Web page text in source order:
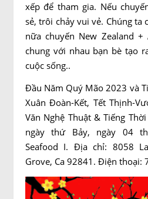
xếp để tham gia. Nếu
sẻ, trôi chảy vui vẻ. Chúng ta
nữa chuyến New Zealand
chung với nhau bạn bè tạo
cuộc sống..
Đầu Năm Quý Mão 2023 và
Xuân Đoàn-Kết, Tết Thịnh-
Văn Nghệ Thuật & Tiếng
ngày thứ Bảy, ngày 04
Seafood I. Địa chỉ: 8058
Grove, Ca 92841. Điện thoại: